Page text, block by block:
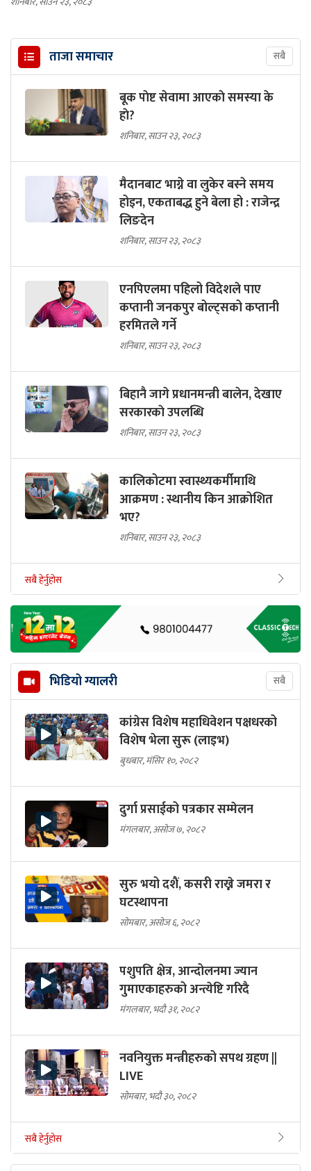
ताजा समाचार सबै
बूक पाेष्ट सेवामा आएकाे समस्या के
हाे?
शनिबार, साउन २३, २०८३
मैदानबाट भाग्ने वा लुकेर बस्ने समय
होइन, एकताबद्ध हुने बेला हो : राजेन्द्र
लिङदेन
शनिबार, साउन २३, २०८३
एनपिएलमा पहिलो विदेशले पाए
कप्तानी जनकपुर बोल्ट्सको कप्तानी
हरमितले गर्ने
शनिबार, साउन २३, २०८३
बिहानै जागे प्रधानमन्त्री बालेन, देखाए
सरकारकाे उपलब्धि
शनिबार, साउन २३, २०८३
कालिकोटमा स्वास्थ्यकर्मीमाथि
आक्रमण : स्थानीय किन आक्रोशित
भए?
शनिबार, साउन २३, २०८३
सबै हेर्नुहोस
भिडियो ग्यालरी सबै
कांग्रेस विशेष महाधिवेशन पक्षधरको
विशेष भेला सुरू (लाइभ)
बुधबार, मंसिर १०, २०८२
दुर्गा प्रसाईको पत्रकार सम्मेलन
मंगलबार, असोज ७, २०८२
सुरु भयो दशैं, कसरी राख्ने जमरा र
घटस्थापना
सोमबार, असोज ६, २०८२
पशुपति क्षेत्र, आन्दोलनमा ज्यान
गुमाएकाहरुको अन्त्येष्टि गरिदै
मंगलबार, भदौ ३१, २०८२
नवनियुक्त मन्त्रीहरुको सपथ ग्रहण ||
LIVE
सोमबार, भदौ ३०, २०८२
सबै हेर्नुहोस